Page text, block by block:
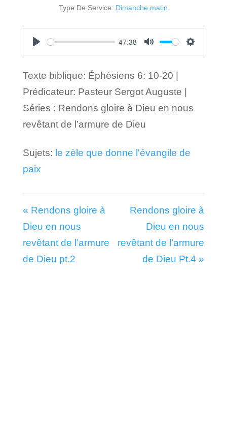
Type De Service: Dimanche matin
Play
47:38
Mute Settings
Texte biblique: Éphésiens 6: 10-20 |
Prédicateur: Pasteur Sergot Auguste |
Séries : Rendons gloire à Dieu en nous
revêtant de l’armure de Dieu
Sujets: le zèle que donne l'évangile de
paix
« Rendons gloire à
Dieu en nous
revêtant de l’armure
de Dieu pt.2
Rendons gloire à
Dieu en nous
revêtant de l’armure
de Dieu Pt.4 »